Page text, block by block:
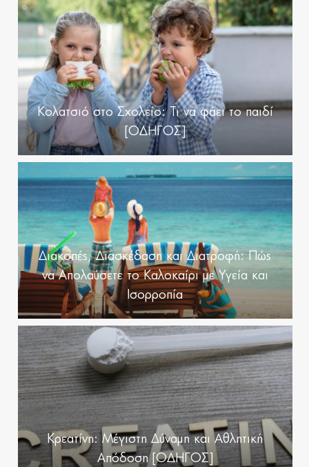
Κολατσιό στο Σχολείο: Τι να φάει το παιδί
[ΟΔΗΓΟΣ]
Διακοπές, Διασκέδαση και Διατροφή: Πώς
να Απολαύσετε το Καλοκαίρι με Υγεία και
Ισορροπία
Κρεατίνη: Μέγιστη Δύναμη και Αθλητική
Απόδοση [ΟΔΗΓΟΣ]